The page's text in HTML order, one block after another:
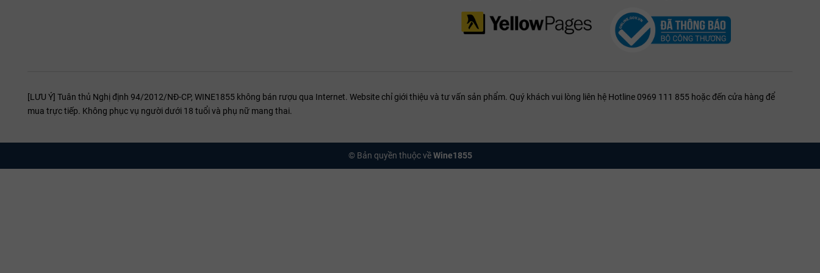
Gan ngỗng áp chảo: Độ acid trong rượu cân bằng vị béo ngậy của món ăn.
Các niên vụ 2015, 2016, 2018 đang ở giai đoạn phát triển rất tốt. Nếu bạn yêu thích sự tươi mới, có thể uống ngay; nếu muốn cảm nhận sự
trầm lắng, hãy lưu trữ thêm 10–15 năm.
[LƯU Ý] Tuân thủ Nghị định 94/2012/NĐ-CP, WINE1855 không bán rượu qua Internet. Website chỉ giới thiệu và tư vấn sản phẩm. Quý khách vui lòng liên hệ Hotline 0969 111 855 hoặc đến cửa hàng để
mua trực tiếp. Không phục vụ người dưới 18 tuổi và phụ nữ mang thai.
© Bản quyền thuộc vềWine1855